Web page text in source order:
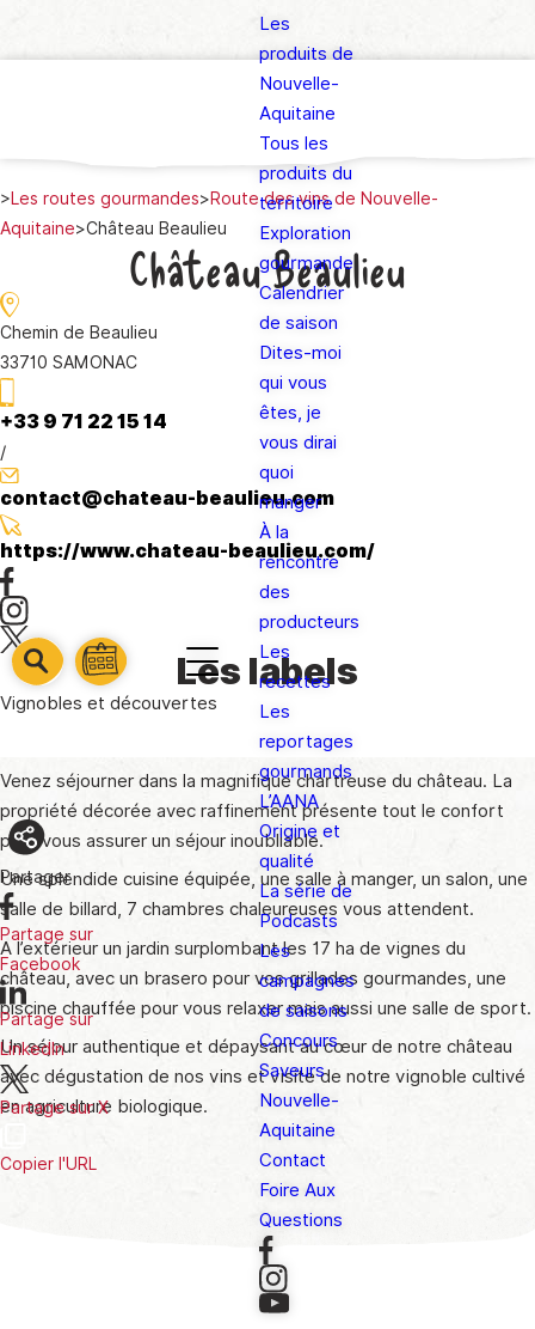
barre
barre
2
barre
Les
produits de
Nouvelle-
Aquitaine
Tous les
produits du
territoire
Exploration
gourmande
Calendrier
de saison
Dites-moi
qui vous
êtes, je
vous dirai
quoi
manger
À la
rencontre
des
producteurs
Les
recettes
Les
reportages
gourmands
L’AANA
Origine et
qualité
La série de
Podcasts
Les
campagnes
de saisons
Concours
Saveurs
Nouvelle-
Aquitaine
Contact
Foire Aux
Questions
>Les routes gourmandes>Route des vins de Nouvelle-
Aquitaine>Château Beaulieu
Château Beaulieu
Chemin de Beaulieu
33710 SAMONAC
+33 9 71 22 15 14
/
contact@chateau-beaulieu.com
https://www.chateau-beaulieu.com/
Les labels
Vignobles et découvertes
Venez séjourner dans la magnifique chartreuse du château. La
propriété décorée avec raffinement présente tout le confort
pour vous assurer un séjour inoubliable.
Une splendide cuisine équipée, une salle à manger, un salon, une
salle de billard, 7 chambres chaleureuses vous attendent.
A l’extérieur un jardin surplombant les 17 ha de vignes du
château, avec un brasero pour vos grillades gourmandes, une
piscine chauffée pour vous relaxer mais aussi une salle de sport.
Un séjour authentique et dépaysant au cœur de notre château
avec dégustation de nos vins et visite de notre vignoble cultivé
en agriculture biologique.
Partager
Partage sur
Facebook
Partage sur
LinkedIn
Partage sur X
Copier l'URL